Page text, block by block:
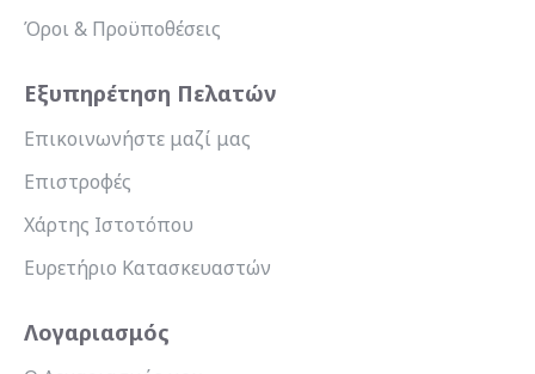
Όροι & Προϋποθέσεις
Εξυπηρέτηση Πελατών
Επικοινωνήστε μαζί μας
Επιστροφές
Χάρτης Ιστοτόπου
Ευρετήριο Κατασκευαστών
Λογαριασμός